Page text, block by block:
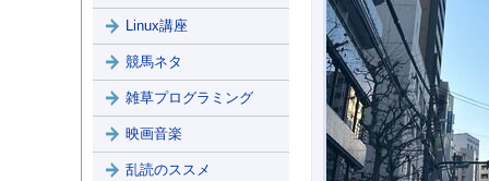
Linux講座
競馬ネタ
雑草プログラミング
映画音楽
乱読のススメ